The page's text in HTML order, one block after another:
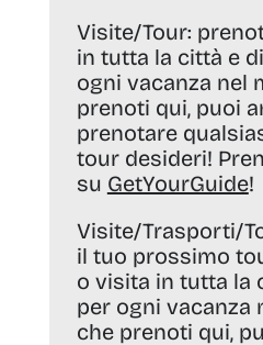
Visite/Tour:
in tutta la città e
ogni vacanza nel
prenoti qui, puoi
prenotare
tour desideri!
su GetYourGuide!
Visite/Trasporti/
il tuo prossimo
o visita in tutta la
per ogni vacanza
che prenoti qui,